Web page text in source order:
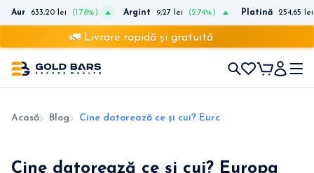
Aur 633,20 lei (1.78%) Argint 9,27 lei (2.74%) Platină 254,65 lei
🚛 Livrare rapidă și gratuită
Acasă Blog Cine datorează ce și cui? Europa Statelor Unite
Cine datorează ce și cui? Europa